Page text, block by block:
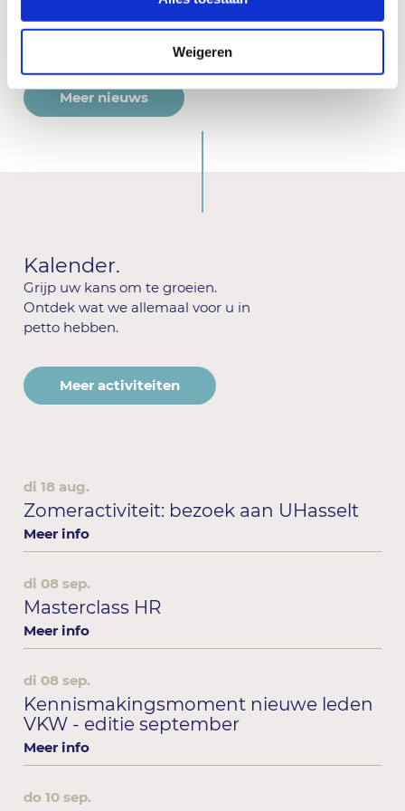
Weigeren
Meer nieuws
Kalender.
Grijp uw kans om te groeien.
Ontdek wat we allemaal voor u in
petto hebben.
Meer activiteiten
di 18 aug.
Zomeractiviteit: bezoek aan UHasselt
Meer info
di 08 sep.
Masterclass HR
Meer info
di 08 sep.
Kennismakingsmoment nieuwe leden
VKW - editie september
Meer info
do 10 sep.